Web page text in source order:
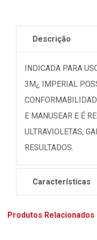
Descrição
INDICADA PARA
3M¿ IMPERIAL
E MANUSEAR E É
ULTRAVIOLETAS,
RESULTADOS.
Características
Produtos Relacionados